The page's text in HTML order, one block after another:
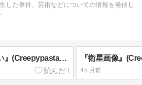
した事件、芸術などについての情報を発信し
『月曜日なんて大嫌い』(Creepypasta私家訳、原題“I Hate Mondays”)
4ヶ月前